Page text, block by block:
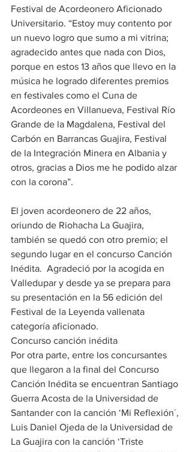
Festival de Acordeonero Aficionado
Universitario. “Estoy muy contento por
un nuevo logro que sumo a mi vitrina;
agradecido antes que nada con Dios,
porque en estos 13 años que llevo en la
música he logrado diferentes premios
en festivales como el Cuna de
Acordeones en Villanueva, Festival Río
Grande de la Magdalena, Festival del
Carbón en Barrancas Guajira, Festival
de la Integración Minera en Albania y
otros, gracias a Dios me he podido alzar
con la corona”.
El joven acordeonero de 22 años,
oriundo de Riohacha La Guajira,
también se quedó con otro premio; el
segundo lugar en el concurso Canción
Inédita.  Agradeció por la acogida en
Valledupar y desde ya se prepara para
su presentación en la 56 edición del
Festival de la Leyenda vallenata
categoría aficionado.
Concurso canción inédita
Por otra parte, entre los concursantes
que llegaron a la final del Concurso
Canción Inédita se encuentran Santiago
Guerra Acosta de la Universidad de
Santander con la canción ‘Mi Reflexión´,
Luis Daniel Ojeda de la Universidad de
La Guajira con la canción ‘Triste